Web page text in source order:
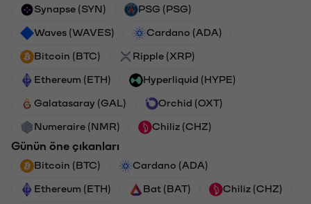
Synapse (SYN) PSG (PSG)
Waves (WAVES) Cardano (ADA)
Bitcoin (BTC) Ripple (XRP)
Ethereum (ETH) Hyperliquid (HYPE)
Galatasaray (GAL) Orchid (OXT)
Numeraire (NMR) Chiliz (CHZ)
Günün öne çıkanları
Bitcoin (BTC) Cardano (ADA)
Ethereum (ETH) Bat (BAT) Chiliz (CHZ)